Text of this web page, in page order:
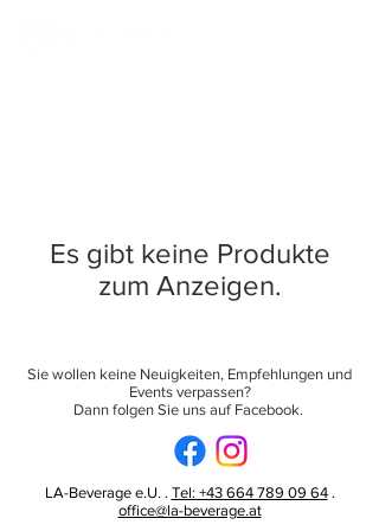
Es gibt keine Produkte
zum Anzeigen.
Sie wollen keine Neuigkeiten, Empfehlungen und
Events verpassen?
Dann folgen Sie uns auf Facebook.
LA-Beverage e.U. . Tel: +43 664 789 09 64.
office@la-beverage.at